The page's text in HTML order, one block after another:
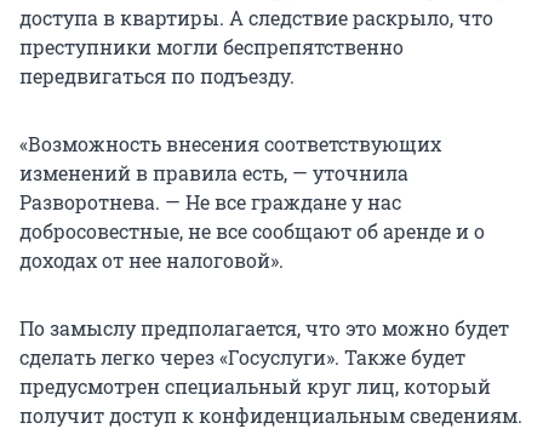
доступа в квартиры. А следствие раскрыло, что
преступники могли беспрепятственно
передвигаться по подъезду.
«Возможность внесения соответствующих
изменений в правила есть, — уточнила
Разворотнева. — Не все граждане у нас
добросовестные, не все сообщают об аренде и о
доходах от нее налоговой».
По замыслу предполагается, что это можно будет
сделать легко через «Госуслуги». Также будет
предусмотрен специальный круг лиц, который
получит доступ к конфиденциальным сведениям.